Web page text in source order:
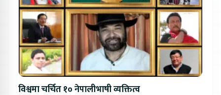
विश्वमा चर्चित १० नेपालीभाषी व्यक्तित्व